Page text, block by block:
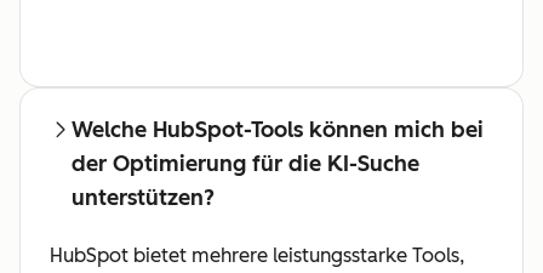
Welche HubSpot-Tools können mich bei
der Optimierung für die KI-Suche
unterstützen?
HubSpot bietet mehrere leistungsstarke Tools,